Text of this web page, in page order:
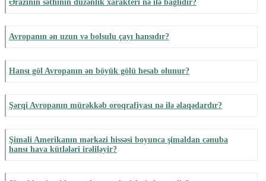
Ərazinin səthinin düzənlik xarakteri nə ilə bağlıdır?
Avropanın ən uzun və bolsulu çayı hansıdır?
Hansı göl Avropanın ən böyük gölü hesab olunur?
Şərqi Avropanın mürəkkəb oroqrafiyası nə ilə əlaqədardır?
Şimali Amerikanın mərkəzi hissəsi boyunca şimaldan cənuba
hansı hava kütlələri irəliləyir?